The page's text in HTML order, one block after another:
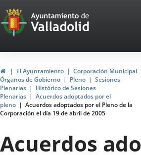
Portal
Web
del
Ayuntamiento
de
Valladolid
HomeEl Ayuntamiento
Corporación Municipal
Órganos de Gobierno
Pleno
Sesiones
Plenarias
Histórico de Sesiones
Plenarias
Acuerdos adoptados por el
pleno
Acuerdos adoptados por el Pleno de la
Corporación el día 19 de abril de 2005
Acuerdos